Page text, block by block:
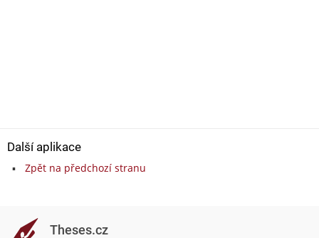
Další aplikace
Zpět na předchozí stranu
Theses.cz